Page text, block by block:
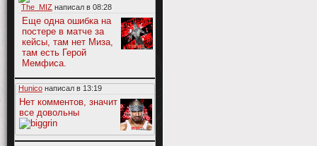
The_MIZ написал в 08:28
Еще одна ошибка на
постере в матче за
кейсы, там нет Миза,
там есть Герой
Мемфиса.
Hunico написал в 13:19
Нет комментов, значит
все довольны